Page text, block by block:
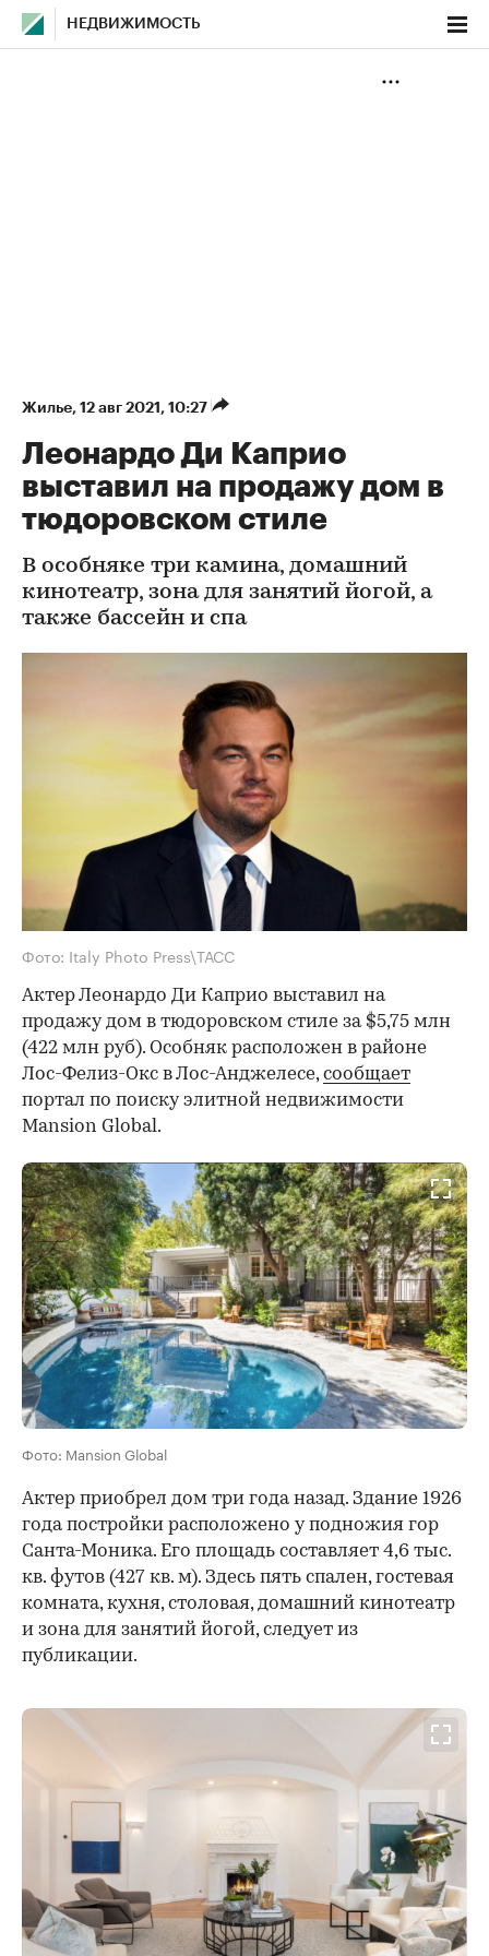
НЕДВИЖИМОСТЬ
Жилье⁠, 12 авг 2021, 10:27
Леонардо Ди Каприо
выставил на продажу дом в
тюдоровском стиле
В особняке три камина, домашний
кинотеатр, зона для занятий йогой, а
также бассейн и спа
Фото: Italy Photo Press\ТАСС
Актер Леонардо Ди Каприо выставил на
продажу дом в тюдоровском стиле за $5,75 млн
(422 млн руб). Особняк расположен в районе
Лос-Фелиз-Окс в Лос-Анджелесе,сообщает
портал по поиску элитной недвижимости
Mansion Global.
Фото: Mansion Global
Актер приобрел дом три года назад. Здание 1926
года постройки расположено у подножия гор
Санта-Моника. Его площадь составляет 4,6 тыс.
кв. футов (427 кв. м). Здесь пять спален, гостевая
комната, кухня, столовая, домашний кинотеатр
и зона для занятий йогой, следует из
публикации.